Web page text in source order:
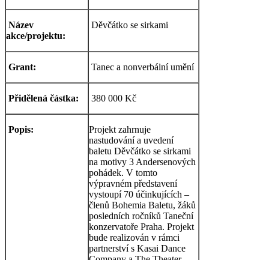
Název
akce/projektu:
Děvčátko se sirkami
Grant: Tanec a nonverbální umění
Přidělená částka: 380 000 Kč
Popis:
Projekt zahrnuje
nastudování a uvedení
baletu Děvčátko se sirkami
na motivy 3 Andersenových
pohádek. V tomto
výpravném představení
vystoupí 70 účinkujících –
členů Bohemia Baletu, žáků
posledních ročníků Taneční
konzervatoře Praha. Projekt
bude realizován v rámci
partnerství s Kasai Dance